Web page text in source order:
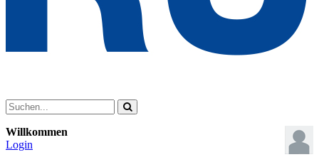
Willkommen
Login